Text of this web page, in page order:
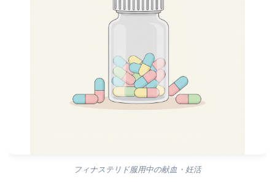
フィナステリド服用中の献血・妊活